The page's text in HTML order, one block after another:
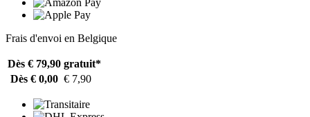
Frais d'envoi en Belgique
Dès € 79,90 gratuit*
Dès € 0,00 € 7,90